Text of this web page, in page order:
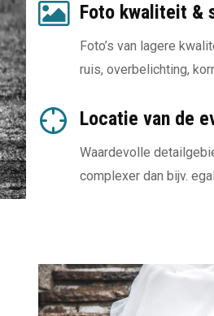
Foto kwaliteit &
Foto’s van lagere
ruis, overbelichting,
Locatie van de
Waardevolle
complexer dan bijv.